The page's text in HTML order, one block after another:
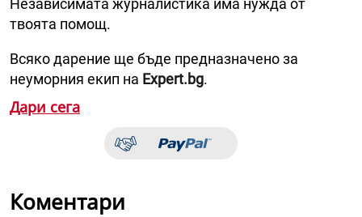
Независимата журналистика има нужда от
твоята помощ.
Всяко дарение ще бъде предназначено за
неуморния екип на Expert.bg.
Дари сега
Коментари